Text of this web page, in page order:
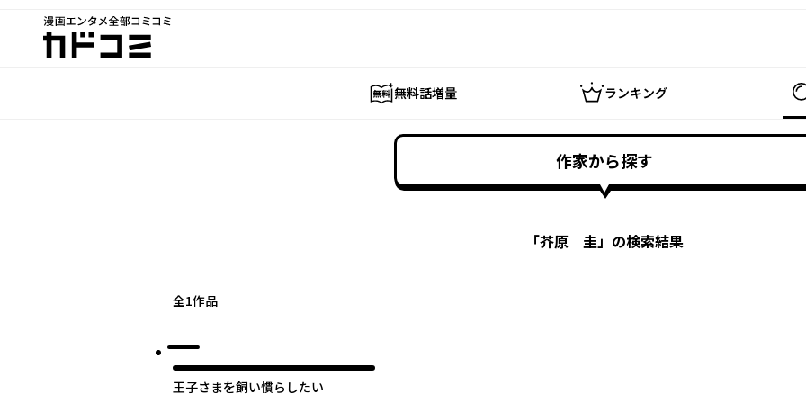
漫画エンタメ全部コミコミ
カドコミ
無料話増量 ランキング
作家から探す
「芥原 圭」の検索結果
全1作品
王子さまを飼い慣らしたい